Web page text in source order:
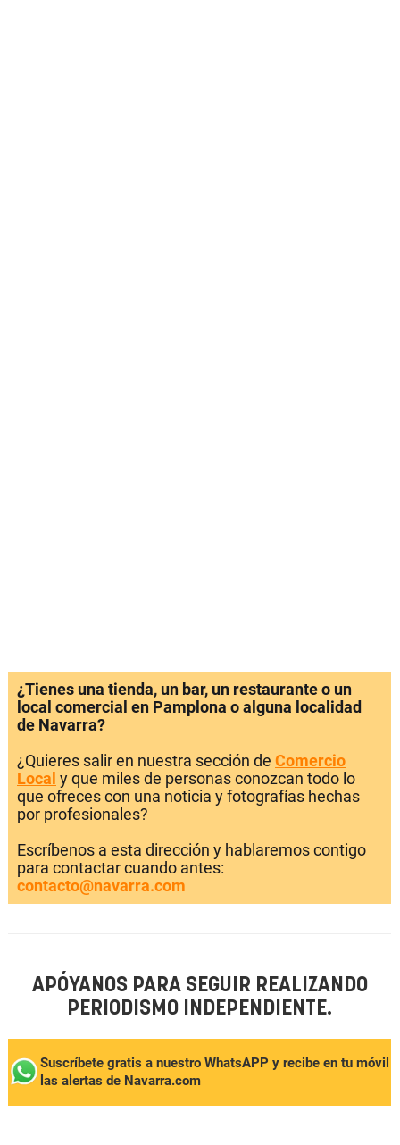
¿Tienes una tienda, un bar, un restaurante o un
local comercial en Pamplona o alguna localidad
de Navarra?
¿Quieres salir en nuestra sección de Comercio
Local y que miles de personas conozcan todo lo
que ofreces con una noticia y fotografías hechas
por profesionales?
Escríbenos a esta dirección y hablaremos contigo
para contactar cuando antes:
contacto@navarra.com
APÓYANOS PARA SEGUIR REALIZANDO
PERIODISMO INDEPENDIENTE.
Suscríbete gratis a nuestro WhatsAPP y recibe en tu móvil
las alertas de Navarra.com